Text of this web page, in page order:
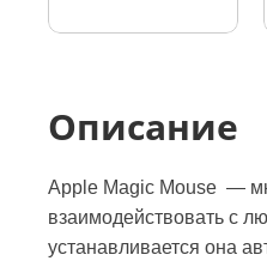
Описание
Apple Magic Mouse —
взаимодействовать с
устанавливается она